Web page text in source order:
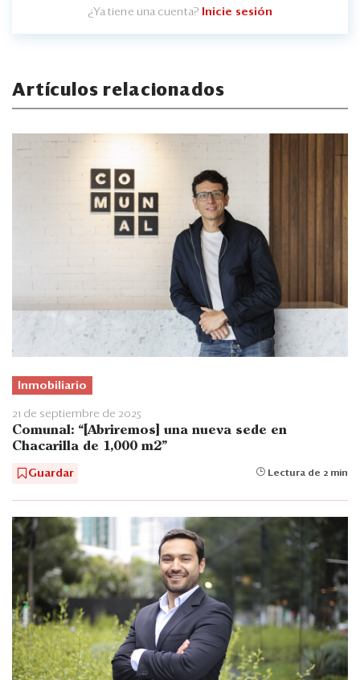
¿Ya tiene una cuenta? Inicie sesión
Artículos relacionados
Inmobiliario
21 de septiembre de 2025
Comunal: “[Abriremos] una nueva sede en
Chacarilla de 1,000 m2”
Guardar Lectura de 2 min